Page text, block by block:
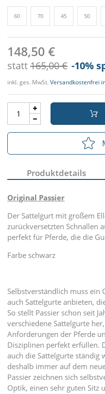
60 70 45 50
148,50 €
statt165,00 € -10%
inkl. ges. MwSt. Versandkostenfrei
Produktdetails
Original Passier
Der Sattelgurt mit großem
zurückversetzten Schnallen
perfekt für Pferde, die die
Farbe schwarz
Selbstverständlich muss ein
auch Sattelgurte anbieten,
So stellt Passier schon seit
verschiedene Sattelgurte
Anforderungen der Pferde
Disziplinen perfekt erfüllen.
auch die Sattelgurte ständig
deshalb immer auf dem
Passier zeichnen sich
Optik, einen sehr guten Sitz